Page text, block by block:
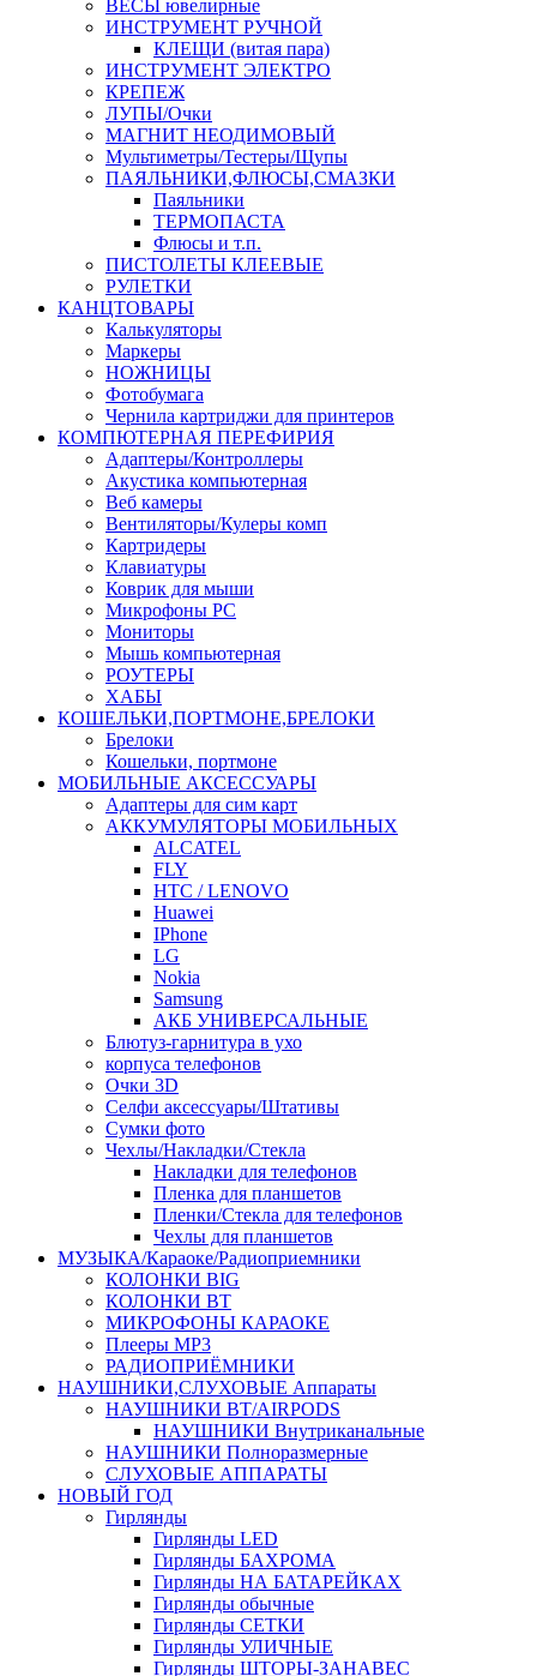
ВЕСЫ ювелирные
ИНСТРУМЕНТ РУЧНОЙ
КЛЕЩИ (витая пара)
ИНСТРУМЕНТ ЭЛЕКТРО
КРЕПЕЖ
ЛУПЫ/Очки
МАГНИТ НЕОДИМОВЫЙ
Мультиметры/Тестеры/Щупы
ПАЯЛЬНИКИ,ФЛЮСЫ,СМАЗКИ
Паяльники
ТЕРМОПАСТА
Флюсы и т.п.
ПИСТОЛЕТЫ КЛЕЕВЫЕ
РУЛЕТКИ
КАНЦТОВАРЫ
Калькуляторы
Маркеры
НОЖНИЦЫ
Фотобумага
Чернила картриджи для принтеров
КОМПЮТЕРНАЯ ПЕРЕФИРИЯ
Адаптеры/Контроллеры
Акустика компьютерная
Веб камеры
Вентиляторы/Кулеры комп
Картридеры
Клавиатуры
Коврик для мыши
Микрофоны PC
Мониторы
Мышь компьютерная
РОУТЕРЫ
ХАБЫ
КОШЕЛЬКИ,ПОРТМОНЕ,БРЕЛОКИ
Брелоки
Кошельки, портмоне
МОБИЛЬНЫЕ АКСЕССУАРЫ
Адаптеры для сим карт
АККУМУЛЯТОРЫ МОБИЛЬНЫХ
ALCATEL
FLY
HTC / LENOVO
Huawei
IPhone
LG
Nokia
Samsung
АКБ УНИВЕРСАЛЬНЫЕ
Блютуз-гарнитура в ухо
корпуса телефонов
Очки 3D
Селфи аксессуары/Штативы
Сумки фото
Чехлы/Накладки/Стекла
Накладки для телефонов
Пленка для планшетов
Пленки/Стекла для телефонов
Чехлы для планшетов
МУЗЫКА/Караоке/Радиоприемники
КОЛОНКИ BIG
КОЛОНКИ BT
МИКРОФОНЫ КАРАОКЕ
Плееры MP3
РАДИОПРИЁМНИКИ
НАУШНИКИ,СЛУХОВЫЕ Аппараты
НАУШНИКИ BT/AIRPODS
НАУШНИКИ Внутриканальные
НАУШНИКИ Полноразмерные
СЛУХОВЫЕ АППАРАТЫ
НОВЫЙ ГОД
Гирлянды
Гирлянды LED
Гирлянды БАХРОМА
Гирлянды НА БАТАРЕЙКАХ
Гирлянды обычные
Гирлянды СЕТКИ
Гирлянды УЛИЧНЫЕ
Гирлянды ШТОРЫ-ЗАНАВЕС